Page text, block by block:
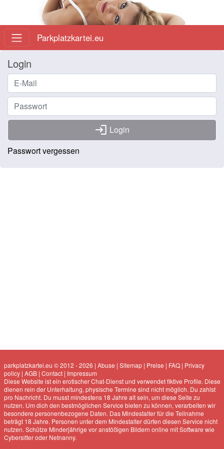
Parkplatzkartei.eu
Login
login Login
Passwort vergessen
parkplatzkartei.eu © 2012 - 2026 | Abuse | Sitemap| Preise | FAQ| Privacy
policy| AGB| Contact| Impressum
Diese Website ist ein erotischer Chat-Dienst und verwendet fiktive Profile. Diese
dienen rein der Unterhaltung, physische Termine sind nicht möglich. Du zahlst
pro Nachricht. Du musst mindestens 18 Jahre alt sein, um diese Seite zu
nutzen. Um dich den bestmöglichen Service bieten zu können, verarbeiten wir
besondere personenbezogene Daten. Das Mindestalter für die Teilnahme
beträgt 18 Jahre. Personen unter dem Mindestalter dürfen diesen Service nicht
nutzen. Schütze Minderjährige vor anstößigen Bildern online mit Software wie
Cybersitter oder Netnanny.